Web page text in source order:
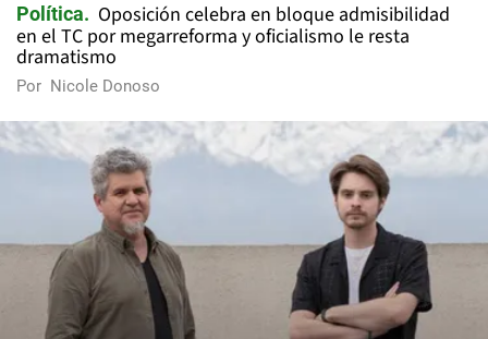
Política
Oposición celebra en bloque admisibilidad
en el TC por megarreforma y oficialismo le resta
dramatismo
Por Nicole Donoso